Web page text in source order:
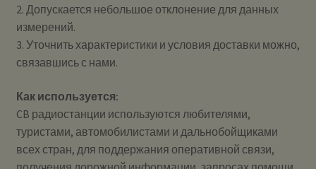
2. Допускается небольшое отклонение для данных
измерений.
3. Уточнить характеристики и условия доставки можно,
связавшись с нами.
Как используется:
CB радиостанции используются любителями,
туристами, автомобилистами и дальнобойщиками
всех стран, для поддержания оперативной связи,